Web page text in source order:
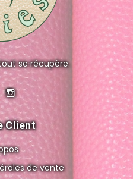
se récupère.
Client
de vente